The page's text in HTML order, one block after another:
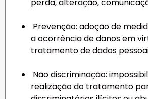
Prevenção: adoção de
a ocorrência de danos em
tratamento de dados
Não discriminação:
realização do tratamento